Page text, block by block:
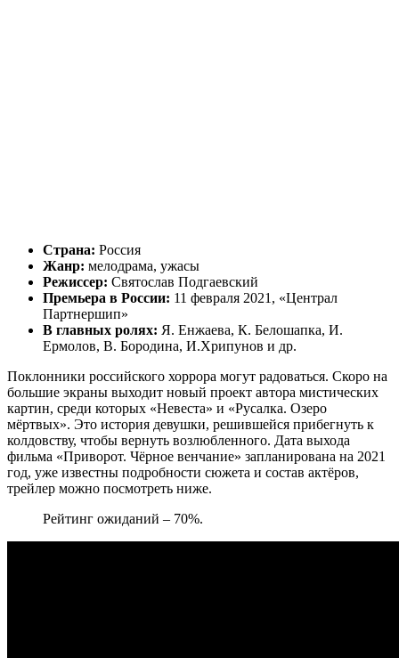
Страна: Россия
Жанр: мелодрама, ужасы
Режиссер: Святослав Подгаевский
Премьера в России: 11 февраля 2021, «Централ
Партнершип»
В главных ролях: Я. Енжаева, К. Белошапка, И.
Ермолов, В. Бородина, И.Хрипунов и др.
Поклонники российского хоррора могут радоваться. Скоро на
большие экраны выходит новый проект автора мистических
картин, среди которых «Невеста» и «Русалка. Озеро
мёртвых». Это история девушки, решившейся прибегнуть к
колдовству, чтобы вернуть возлюбленного. Дата выхода
фильма «Приворот. Чёрное венчание» запланирована на 2021
год, уже известны подробности сюжета и состав актёров,
трейлер можно посмотреть ниже.
Рейтинг ожиданий – 70%.